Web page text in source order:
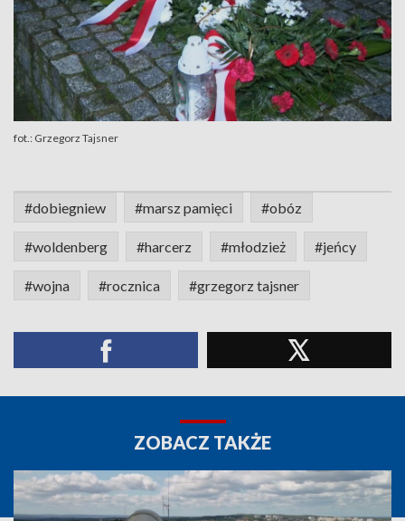
fot.: Grzegorz Tajsner
#dobiegniew #marsz pamięci #obóz
#woldenberg #harcerz #młodzież #jeńcy
#wojna #rocznica #grzegorz tajsner
ZOBACZ TAKŻE